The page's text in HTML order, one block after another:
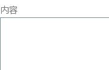
内容